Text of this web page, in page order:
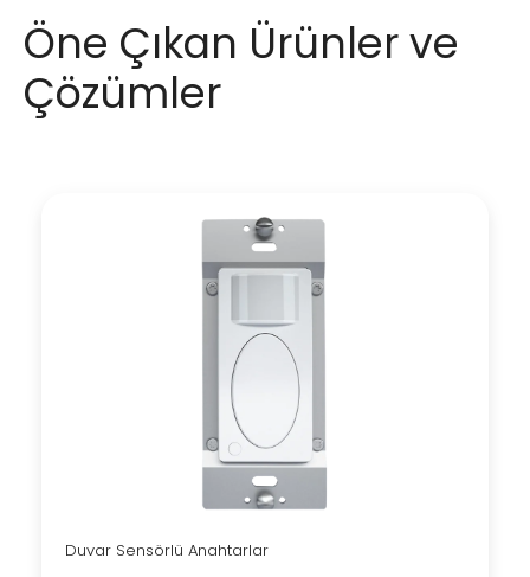
Öne Çıkan Ürünler ve
Çözümler
Duvar Sensörlü Anahtarlar